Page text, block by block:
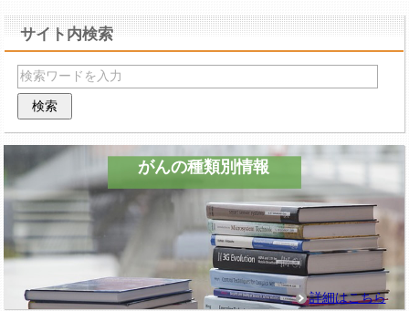
サイト内検索
がんの種類別情報
詳細はこちら